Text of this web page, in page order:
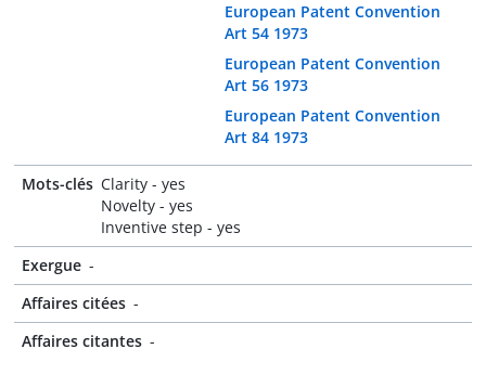
European Patent Convention
Art 54 1973
European Patent Convention
Art 56 1973
European Patent Convention
Art 84 1973
Mots-clés Clarity - yes
Novelty - yes
Inventive step - yes
Exergue -
Affaires citées -
Affaires citantes -